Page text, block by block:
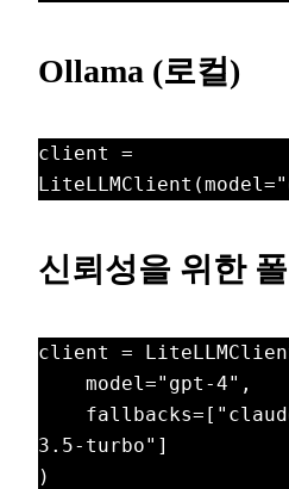
Ollama (로컬)
client =
신뢰성을 위한
client =
3.5-turbo"]
)